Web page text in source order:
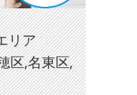
リア
区,名東区,